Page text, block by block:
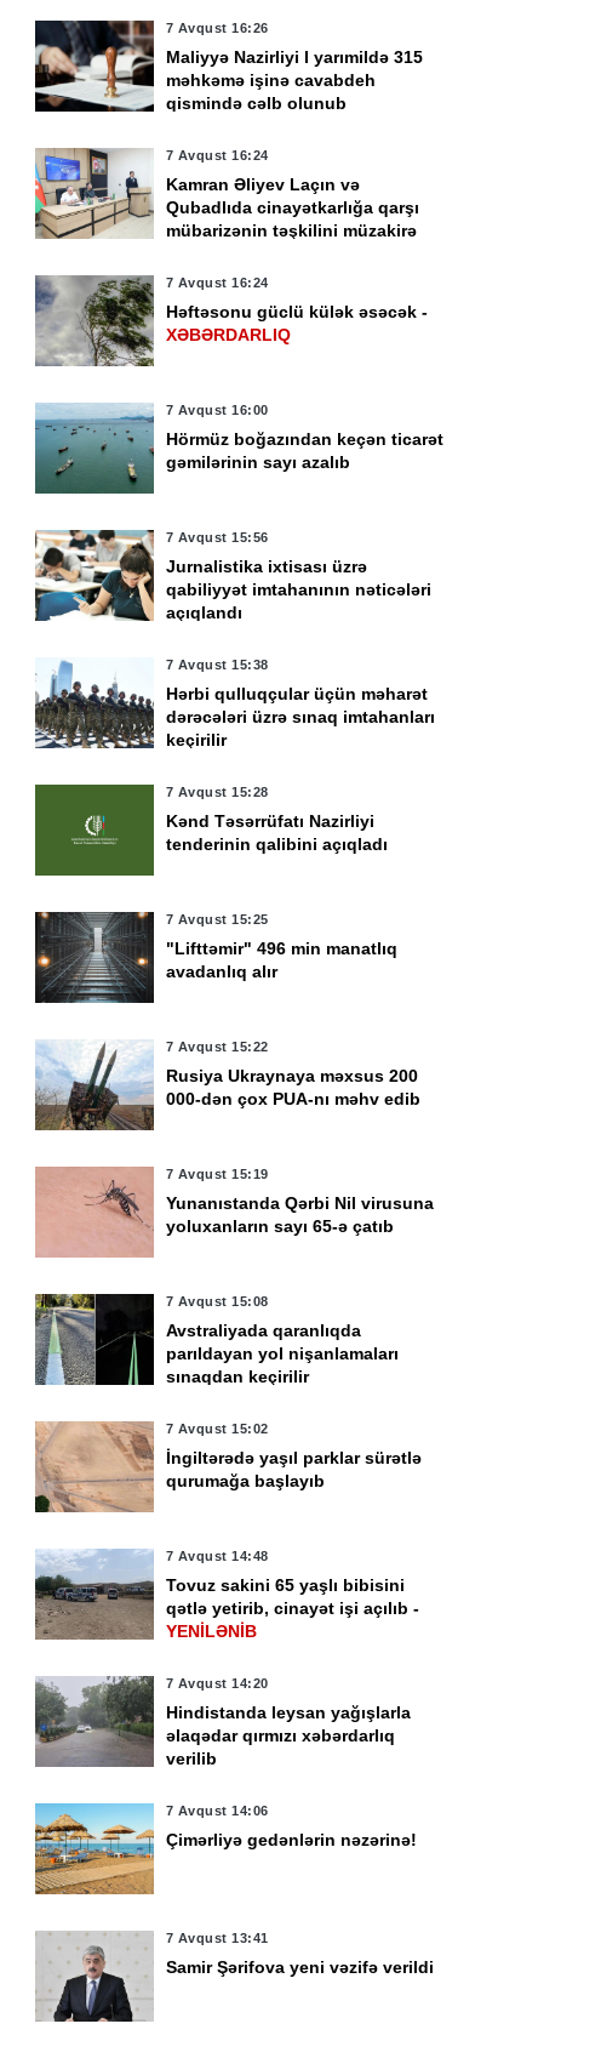
7 Avqust 16:26
Maliyyə Nazirliyi I yarımildə 315
məhkəmə işinə cavabdeh
qismində cəlb olunub
7 Avqust 16:24
Kamran Əliyev Laçın və
Qubadlıda cinayətkarlığa qarşı
mübarizənin təşkilini müzakirə
7 Avqust 16:24
Həftəsonu güclü külək əsəcək -
XƏBƏRDARLIQ
7 Avqust 16:00
Hörmüz boğazından keçən ticarət
gəmilərinin sayı azalıb
7 Avqust 15:56
Jurnalistika ixtisası üzrə
qabiliyyət imtahanının nəticələri
açıqlandı
7 Avqust 15:38
Hərbi qulluqçular üçün məharət
dərəcələri üzrə sınaq imtahanları
keçirilir
7 Avqust 15:28
Kənd Təsərrüfatı Nazirliyi
tenderinin qalibini açıqladı
7 Avqust 15:25
"Lifttəmir" 496 min manatlıq
avadanlıq alır
7 Avqust 15:22
Rusiya Ukraynaya məxsus 200
000-dən çox PUA-nı məhv edib
7 Avqust 15:19
Yunanıstanda Qərbi Nil virusuna
yoluxanların sayı 65-ə çatıb
7 Avqust 15:08
Avstraliyada qaranlıqda
parıldayan yol nişanlamaları
sınaqdan keçirilir
7 Avqust 15:02
İngiltərədə yaşıl parklar sürətlə
qurumağa başlayıb
7 Avqust 14:48
Tovuz sakini 65 yaşlı bibisini
qətlə yetirib, cinayət işi açılıb -
YENİLƏNİB
7 Avqust 14:20
Hindistanda leysan yağışlarla
əlaqədar qırmızı xəbərdarlıq
verilib
7 Avqust 14:06
Çimərliyə gedənlərin nəzərinə!
7 Avqust 13:41
Samir Şərifova yeni vəzifə verildi